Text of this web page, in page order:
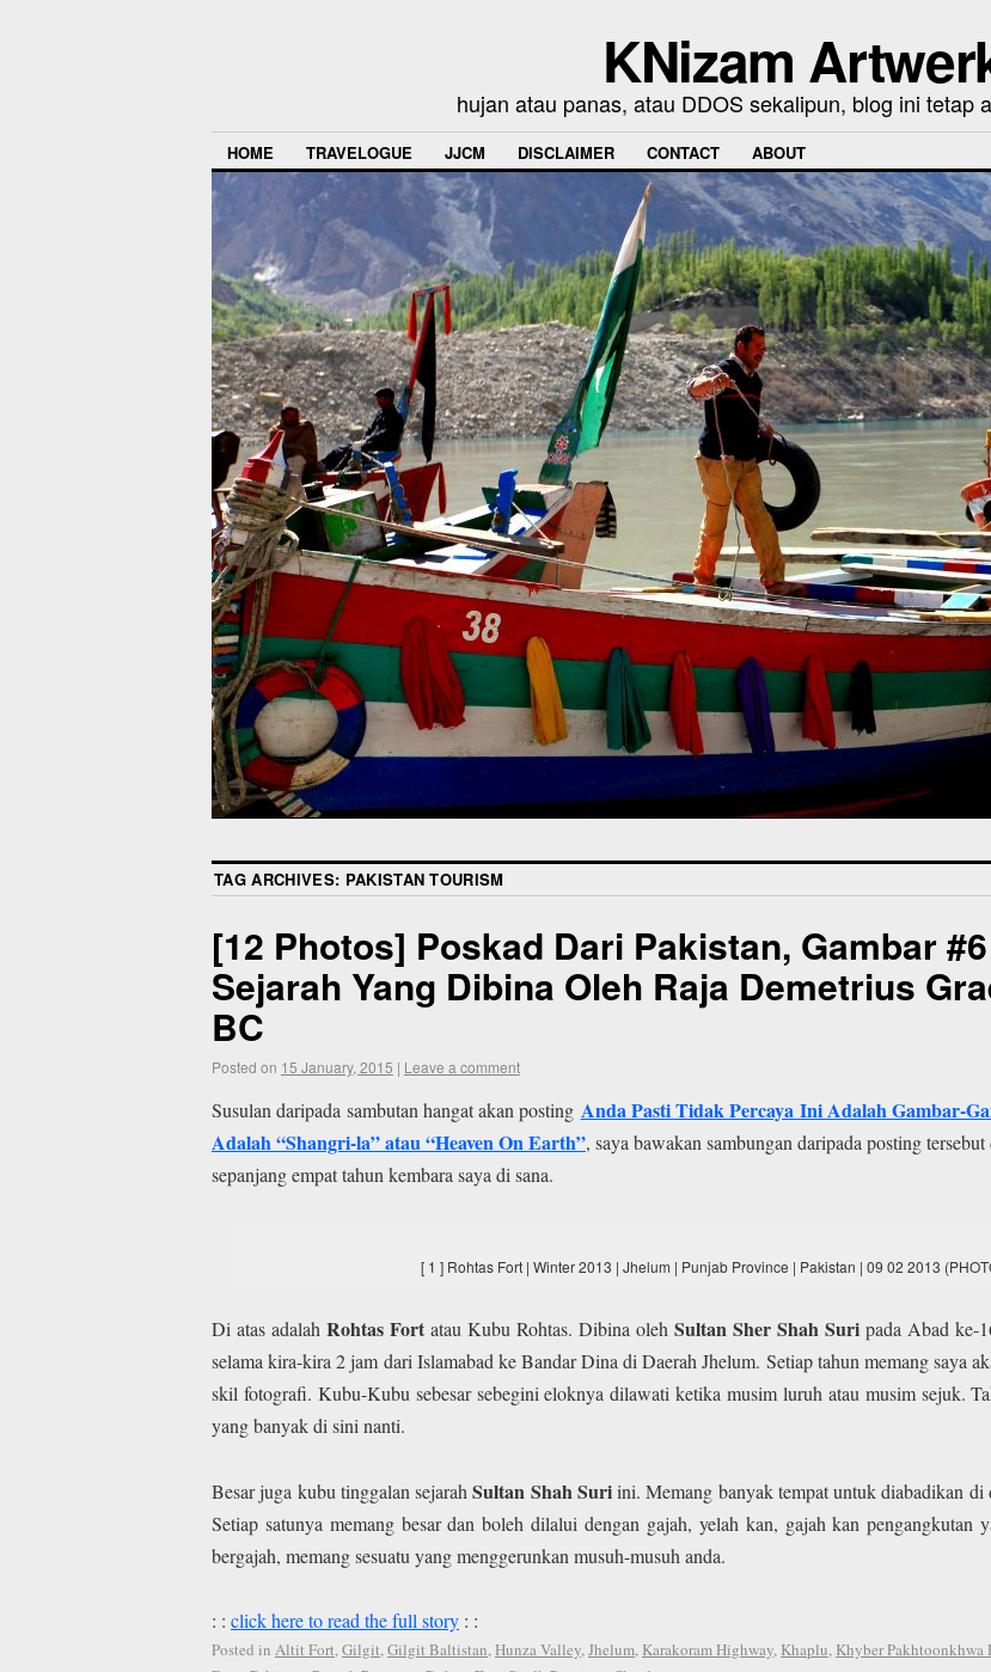
KNizam
hujan atau panas, atau DDOS sekalipun, blog ini tetap
HOME TRAVELOGUE JJCM DISCLAIMER CONTACT ABOUT
TAG ARCHIVES: PAKISTAN TOURISM
[12 Photos] Poskad Dari Pakistan, Gambar
Sejarah Yang Dibina Oleh Raja Demetrius
BC
Posted on 15 January, 2015 | Leave a comment
Susulan daripada sambutan hangat akan posting Anda Pasti Tidak Percaya Ini Adalah Gambar-
Adalah “Shangri-la” atau “Heaven On Earth”, saya bawakan sambungan daripada posting
sepanjang empat tahun kembara saya di sana.
[ 1 ] Rohtas Fort | Winter 2013 | Jhelum | Punjab Province | Pakistan | 09 02 2013
Di atas adalah Rohtas Fort atau Kubu Rohtas. Dibina oleh Sultan Sher Shah Suri pada Abad ke-
selama kira-kira 2 jam dari Islamabad ke Bandar Dina di Daerah Jhelum. Setiap tahun memang saya
skil fotografi. Kubu-Kubu sebesar sebegini eloknya dilawati ketika musim luruh atau musim sejuk.
yang banyak di sini nanti.
Besar juga kubu tinggalan sejarahSultan Shah Suriini. Memang banyak tempat untuk diabadikan di
Setiap satunya memang besar dan boleh dilalui dengan gajah, yelah kan, gajah kan pengangkutan
bergajah, memang sesuatu yang menggerunkan musuh-musuh anda.
: : click here to read the full story : :
Posted in Altit Fort,Gilgit,Gilgit Baltistan,Hunza Valley,Jhelum, Karakoram Highway, Khaplu, Khyber Pakhtoonkhwa